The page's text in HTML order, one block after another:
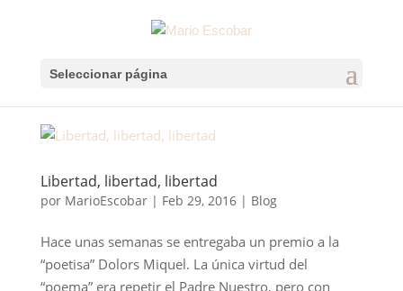
Seleccionar página
Libertad, libertad, libertad
por MarioEscobar| Feb 29, 2016| Blog
Hace unas semanas se entregaba un premio a la
“poetisa” Dolors Miquel. La única virtud del
“poema” era repetir el Padre Nuestro, pero con